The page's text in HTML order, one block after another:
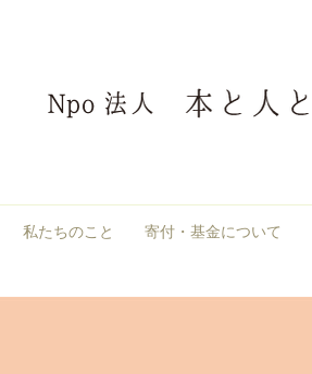
私たちのこと 寄付・基金について